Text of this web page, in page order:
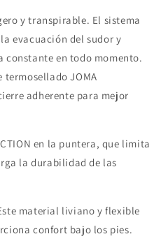
y transpirable. El sistema
evacuación del sudor y
constante en todo momento.
termosellado JOMA
adherente para mejor
en la puntera, que limita
la durabilidad de las
material liviano y flexible
confort bajo los pies.